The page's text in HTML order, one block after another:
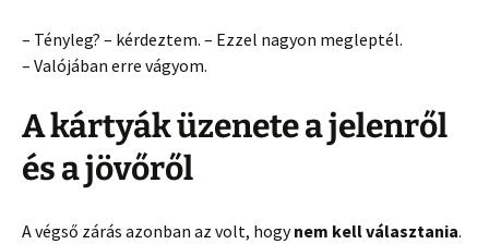
– Tényleg? – kérdeztem. – Ezzel nagyon megleptél.
– Valójában erre vágyom.
A kártyák üzenete a jelenről
és a jövőről
A végső zárás azonban az volt, hogynem kell választania.